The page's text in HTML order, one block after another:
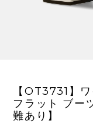
【OT3731】
フラット ブー
難あり】